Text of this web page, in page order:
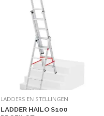
LADDERS EN STELLINGEN
LADDER HAILO S100